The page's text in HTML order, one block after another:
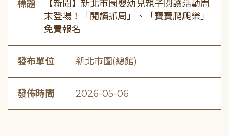
標題
【新聞】新北市圖嬰幼兒親子閱讀活動周
末登場！「閱讀抓周」、「寶寶爬爬樂」
免費報名
發布單位 新北市圖(總館)
發佈時間 2026-05-06